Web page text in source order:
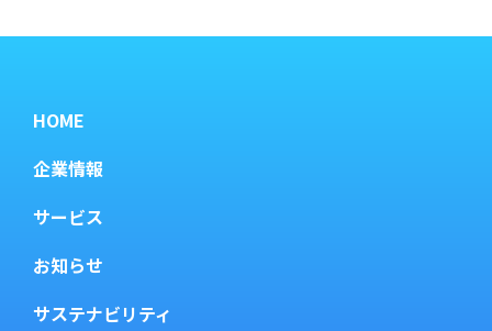
HOME
企業情報
サービス
お知らせ
サステナビリティ